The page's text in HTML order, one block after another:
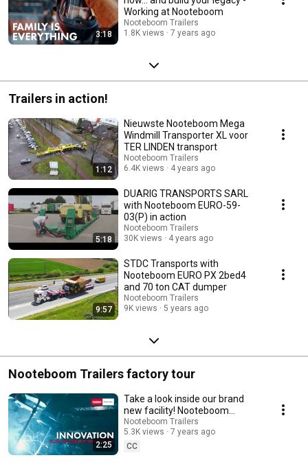
3:18
Working at Nooteboom
Nooteboom Trailers
1.8K views
7 years ago
Trailers in action!
1:12
Nieuwste Nooteboom Mega
Windmill Transporter XL voor
TER LINDEN transport
Nooteboom Trailers
6.4K views
4 years ago
5:18
DUARIG TRANSPORTS SARL
with Nooteboom EURO-59-
03(P) in action
Nooteboom Trailers
30K views
4 years ago
9:57
STDC Transports with
Nooteboom EURO PX 2bed4
and 70 ton CAT dumper
Nooteboom Trailers
9K views
5 years ago
Nooteboom Trailers factory tour
2:25
Take a look inside our brand
new facility! Nooteboom
Components
Nooteboom Trailers
5.3K views
7 years ago
CC